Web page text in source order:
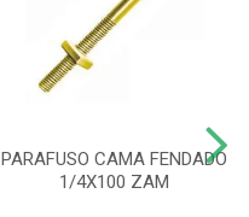
PARAFUSO CAMA FENDADO
1/4X100 ZAM